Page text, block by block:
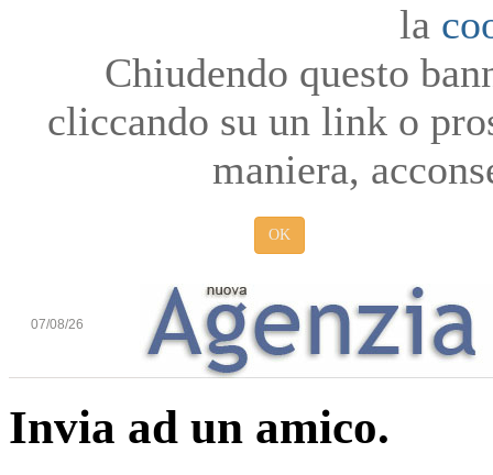
la
Chiudendo questo
cliccando su un link o
maniera,
OK
07/08/26
Invia ad un amico.